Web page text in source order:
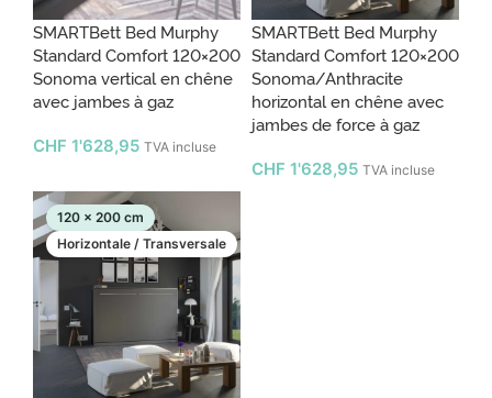
SMARTBett Bed Murphy
Standard Comfort 120×200
Sonoma vertical en chêne
avec jambes à gaz
CHF 1'628,95 TVA incluse
SMARTBett Bed Murphy
Standard Comfort 120×200
Sonoma/Anthracite
horizontal en chêne avec
jambes de force à gaz
CHF 1'628,95 TVA incluse
120 x 200 cm
Horizontale / Transversale